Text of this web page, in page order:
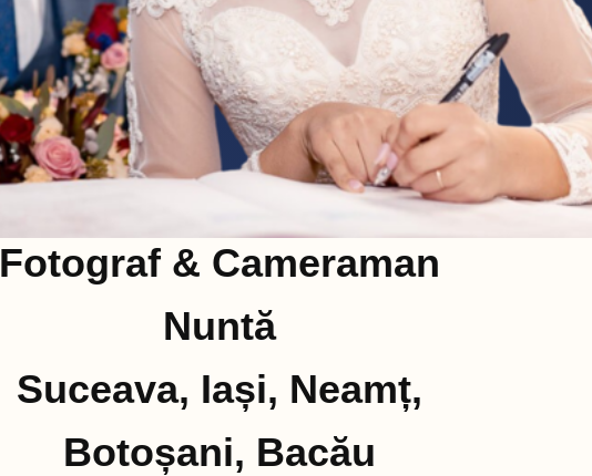
Fotograf & Cameraman
Nuntă
Suceava, Iași, Neamț,
Botoșani, Bacău